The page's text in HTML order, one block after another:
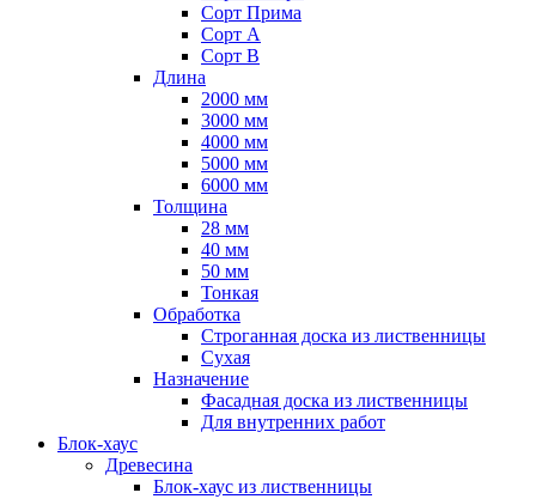
Сорт Прима
Сорт А
Сорт B
Длина
2000 мм
3000 мм
4000 мм
5000 мм
6000 мм
Толщина
28 мм
40 мм
50 мм
Тонкая
Обработка
Строганная доска из лиственницы
Сухая
Назначение
Фасадная доска из лиственницы
Для внутренних работ
Блок-хаус
Древесина
Блок-хаус из лиственницы